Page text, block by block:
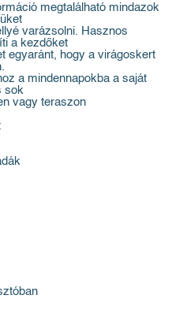
megtalálható mindazok
varázsolni. Hasznos
a kezdőket
egyaránt, hogy a virágoskert
a mindennapokba a saját
sok
vagy teraszon